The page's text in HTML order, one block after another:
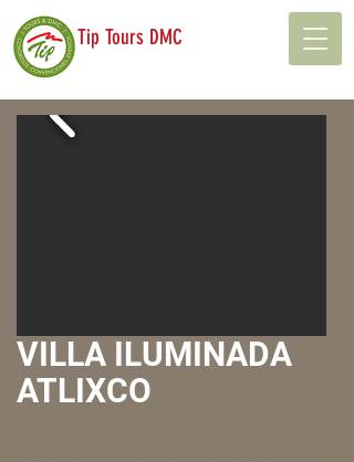
Tip Tours DMC
VILLA ILUMINADA
ATLIXCO